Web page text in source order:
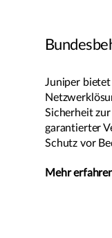
Juniper
Sicherheit
garantierter
Schutz vor
Mehr